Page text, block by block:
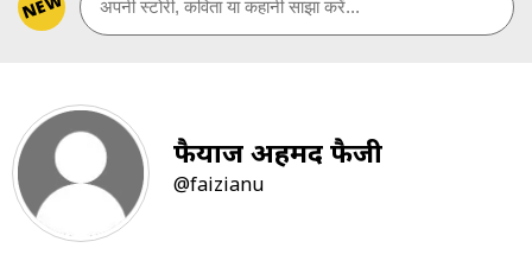
अपनी स्टोरी, कविता या कहानी साझा करें...
फैयाज अहमद फैजी
@faizianu